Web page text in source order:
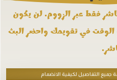
فقط عبر الزووم. لن يكون
الوقت في تقويمك واحضر البث
جميع التفاصيل لكيفية الانضمام